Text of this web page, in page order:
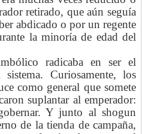
retirado, que aún seguía
abdicado o por un regente
la minoría de edad del
radicaba en ser el
Curiosamente, los
como general que somete
suplantar al emperador:
Y junto al shogun
de la tienda de campaña,